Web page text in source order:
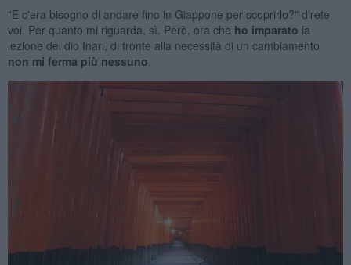
"E c'era bisogno di andare fino in Giappone per scoprirlo?" direte
voi. Per quanto mi riguarda, sì. Però, ora che ho imparato la
lezione del dio Inari, di fronte alla necessità di un cambiamento
non mi ferma più nessuno.